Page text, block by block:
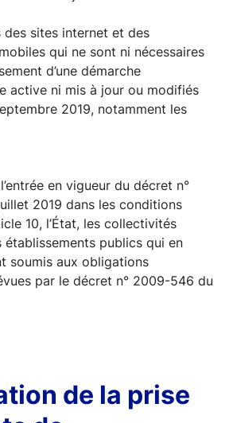
des sites internet et des
qui ne sont ni nécessaires
d’une démarche
active ni mis à jour ou modifiés
2019, notamment les
en vigueur du décret n°
2019 dans les conditions
10, l’État, les collectivités
publics qui en
soumis aux obligations
par le décret n° 2009-546 du
de la prise